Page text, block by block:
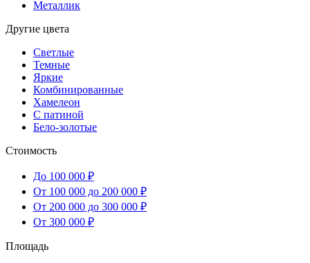
Металлик
Другие цвета
Светлые
Темные
Яркие
Комбинированные
Хамелеон
С патиной
Бело-золотые
Стоимость
До 100 000 ₽
От 100 000 до 200 000 ₽
От 200 000 до 300 000 ₽
От 300 000 ₽
Площадь